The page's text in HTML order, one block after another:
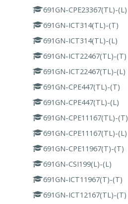
691GN-CPE23367(TL)-(L)
691GN-ICT314(TL)-(T)
691GN-ICT314(TL)-(L)
691GN-ICT22467(TL)-(T)
691GN-ICT22467(TL)-(L)
691GN-CPE447(TL)-(T)
691GN-CPE447(TL)-(L)
691GN-CPE11167(TL)-(T)
691GN-CPE11167(TL)-(L)
691GN-CPE11967(T)-(T)
691GN-CSI199(L)-(L)
691GN-ICT11967(T)-(T)
691GN-ICT12167(TL)-(T)